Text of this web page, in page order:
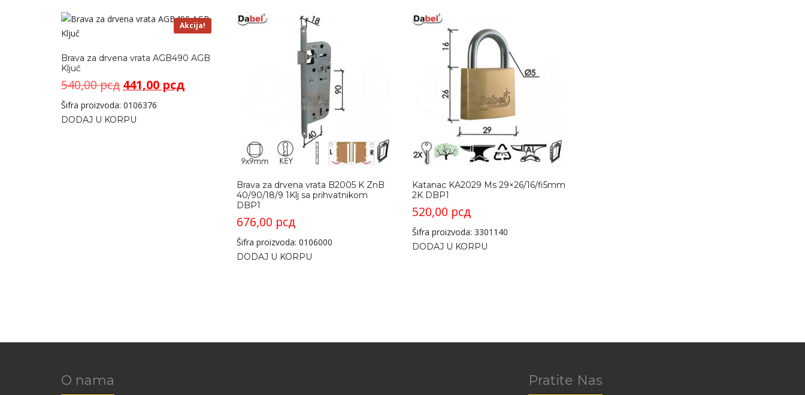
Akcija!
Brava za drvena vrata AGB490 AGB
Ključ
540,00рсд Originalna
cena
je
bila:
441,00 рсдTrenutna
Šifra proizvoda: 0106376
DODAJ U KORPU
Brava za drvena vrata B2005 K ZnB
40/90/18/9 1Klj sa prihvatnikom
DBP1
676,00 рсд
Šifra proizvoda: 0106000
DODAJ U KORPU
Katanac KA2029 Ms 29×26/16/fi5mm
2K DBP1
520,00 рсд
Šifra proizvoda: 3301140
DODAJ U KORPU
O nama Pratite Nas